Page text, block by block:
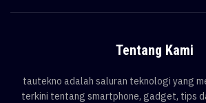
Tentang Kami
tautekno adalah saluran teknologi yang
terkini tentang smartphone, gadget, tips